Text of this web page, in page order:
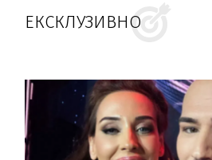
ЕКСКЛУЗИВНО